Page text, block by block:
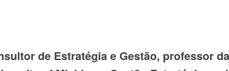
de Estratégia e Gestão, professor